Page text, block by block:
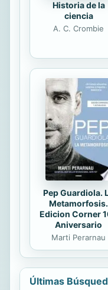
Historia de la
ciencia
A. C. Crombie
Pep Guardiola.
Metamorfosis.
Edicion Corner
Aniversario
Marti Perarnau
Últimas